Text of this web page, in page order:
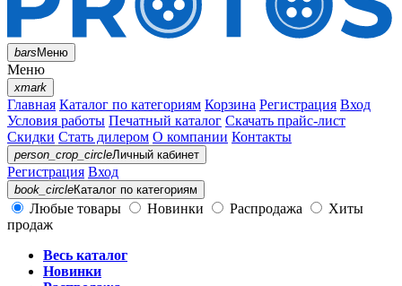
barsМеню
Меню
xmark
Главная Каталог по категориям Корзина Регистрация Вход
Условия работы Печатный каталог Скачать прайс-лист
Скидки Стать дилером О компании Контакты
person_crop_circleЛичный кабинет
Регистрация Вход
book_circleКаталог по категориям
Любые товары Новинки Распродажа
Хиты
продаж
Весь каталог
Новинки